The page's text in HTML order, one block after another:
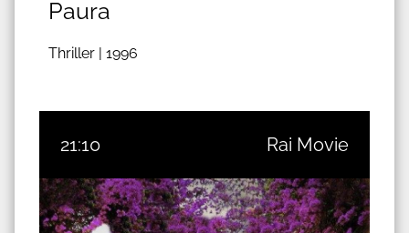
Paura
Thriller | 1996
21:10 Rai Movie